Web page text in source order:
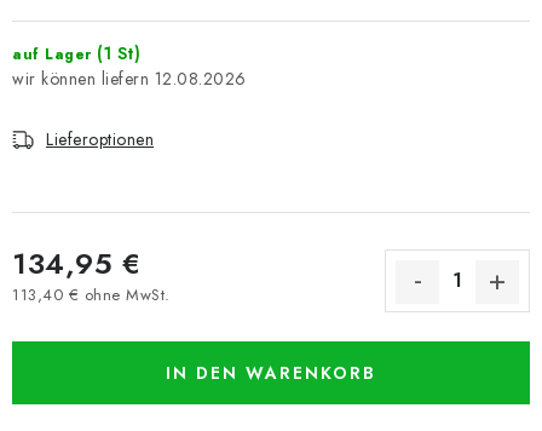
auf Lager (1 St)
12.08.2026
Lieferoptionen
134,95 €
113,40 € ohne MwSt.
IN DEN WARENKORB